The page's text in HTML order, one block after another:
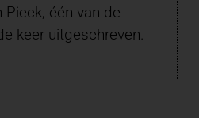
één van de
keer uitgeschreven.